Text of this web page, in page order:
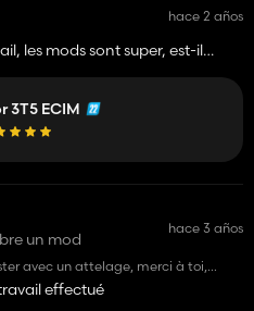
hace 2 años
les mods sont super, est-il
3T5 ECIM
un mod
hace 3 años
avec un attelage, merci à toi,
sans skin ni gyrophare ?
effectué